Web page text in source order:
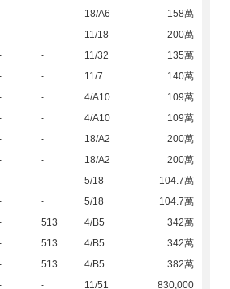
- 18/A6
158萬
- 11/18
200萬
- 11/32
135萬
- 11/7
140萬
- 4/A10
109萬
- 4/A10
109萬
- 18/A2
200萬
- 18/A2
200萬
- 5/18
104.7萬
- 5/18
104.7萬
513 4/B5
342萬
513 4/B5
342萬
513 4/B5
382萬
- 11/51 830,000